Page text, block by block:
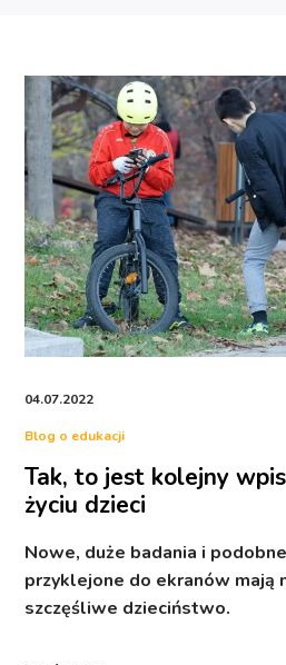
04.07.2022
Blog o edukacji
Tak, to jest kolejny
życiu dzieci
Nowe, duże badania i
przyklejone do ekranów mają
szczęśliwe dzieciństwo.